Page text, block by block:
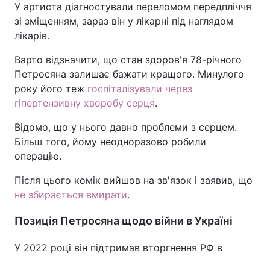
У артиста діагностували переломом передпліччя
зі зміщенням, зараз він у лікарні під наглядом
лікарів.
Варто відзначити, що стан здоров'я 78-річного
Петросяна залишає бажати кращого. Минулого
року його теж госпіталізували через
гіпертензивну хворобу серця.
Відомо, що у нього давно проблеми з серцем.
Більш того, йому неодноразово робили
операцію.
Після цього комік вийшов на зв'язок і заявив, що
не збирається вмирати.
Позиція Петросяна щодо війни в Україні
У 2022 році він підтримав вторгнення РФ в